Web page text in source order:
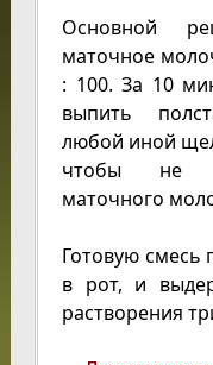
Основной
маточное
: 100. За 10
выпить
любой иной
чтобы не
маточного
Готовую смесь
в рот, и
растворения